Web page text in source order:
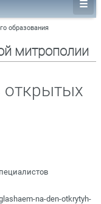
образования
митрополии
na-den-otkrytyh-